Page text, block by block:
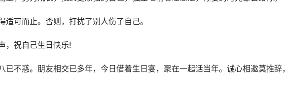
可而止。否则，打扰了别人伤了自己。
，祝自己生日快乐!
已不惑。朋友相交已多年，今日借着生日宴，聚在一起话当年。诚心相邀莫推辞